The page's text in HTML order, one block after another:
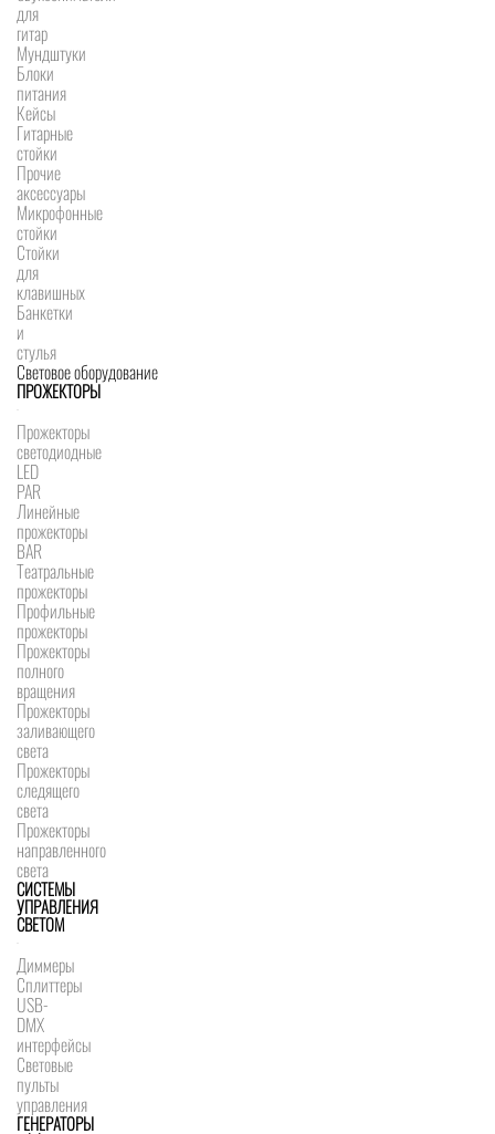
для
гитар
Мундштуки
Блоки
питания
Кейсы
Гитарные
стойки
Прочие
аксессуары
Микрофонные
стойки
Стойки
для
клавишных
Банкетки
и
стулья
Световое оборудование
ПРОЖЕКТОРЫ
Прожекторы
светодиодные
LED
PAR
Линейные
прожекторы
BAR
Театральные
прожекторы
Профильные
прожекторы
Прожекторы
полного
вращения
Прожекторы
заливающего
света
Прожекторы
следящего
света
Прожекторы
направленного
света
СИСТЕМЫ
УПРАВЛЕНИЯ
СВЕТОМ
Диммеры
Сплиттеры
USB-
DMX
интерфейсы
Световые
пульты
управления
ГЕНЕРАТОРЫ